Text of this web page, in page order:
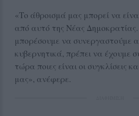
«Το άθροισμά μας μπορεί να
από αυτό της Νέας Δημοκρατίας.
μπορέσουμε να συνεργαστούμε
κυβερνητικά, πρέπει να έχουμε
τώρα ποιες είναι οι συγκλίσεις
μας», ανέφερε.